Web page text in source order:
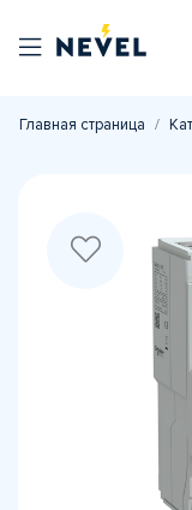
Главная страница